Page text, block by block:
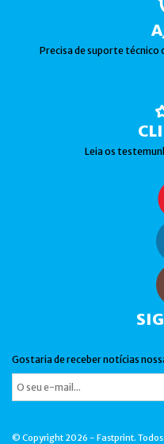
Precisa de suporte técnico
Leia os
Gostaria de receber notícias
© Copyright 2026 - Fastprint. Todos